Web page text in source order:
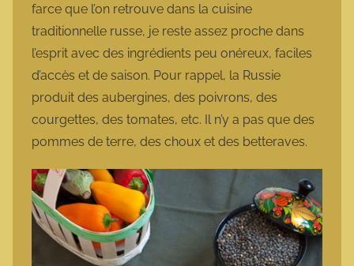
farce que l’on retrouve dans la cuisine
traditionnelle russe, je reste assez proche dans
l’esprit avec des ingrédients peu onéreux, faciles
d’accès et de saison. Pour rappel, la Russie
produit des aubergines, des poivrons, des
courgettes, des tomates, etc. Il n’y a pas que des
pommes de terre, des choux et des betteraves.